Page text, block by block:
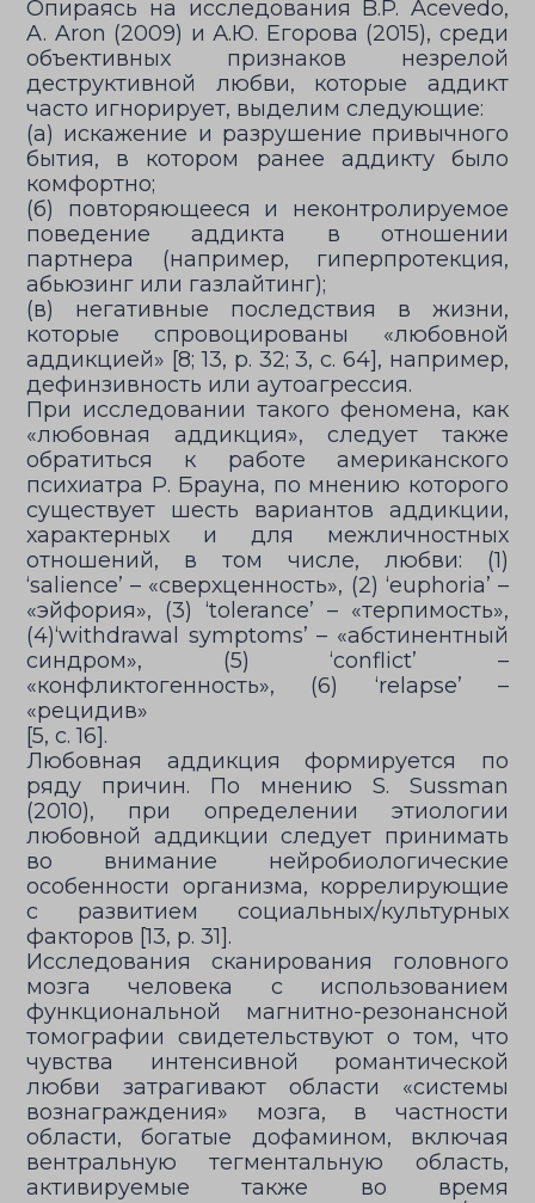
Опираясь на исследования B.P. Acevedo,
A. Aron (2009) и А.Ю. Егорова (2015), среди
объективных признаков незрелой
деструктивной любви, которые аддикт
часто игнорирует, выделим следующие:
(а) искажение и разрушение привычного
бытия, в котором ранее аддикту было
комфортно;
(б) повторяющееся и неконтролируемое
поведение аддикта в отношении
партнера (например, гиперпротекция,
абьюзинг или газлайтинг);
(в) негативные последствия в жизни,
которые спровоцированы «любовной
аддикцией» [8; 13, p. 32; 3, с. 64], например,
дефинзивность или аутоагрессия.
При исследовании такого феномена, как
«любовная аддикция», следует также
обратиться к работе американского
психиатра Р. Брауна, по мнению которого
существует шесть вариантов аддикции,
характерных и для межличностных
отношений, в том числе, любви: (1)
‘salience’ – «сверхценность», (2) ‘euphoria’ –
«эйфория», (3) ‘tolerance’ – «терпимость»,
(4)‘withdrawal symptoms’ – «абстинентный
синдром», (5) ‘conflict’ –
«конфликтогенность», (6) ‘relapse’ –
«рецидив»
[5, с. 16].
Любовная аддикция формируется по
ряду причин. По мнению S. Sussman
(2010), при определении этиологии
любовной аддикции следует принимать
во внимание нейробиологические
особенности организма, коррелирующие
с развитием социальных/культурных
факторов [13, p. 31].
Исследования сканирования головного
мозга человека с использованием
функциональной магнитно-резонансной
томографии свидетельствуют о том, что
чувства интенсивной романтической
любви затрагивают области «системы
вознаграждения» мозга, в частности
области, богатые дофамином, включая
вентральную тегментальную область,
активируемые также во время